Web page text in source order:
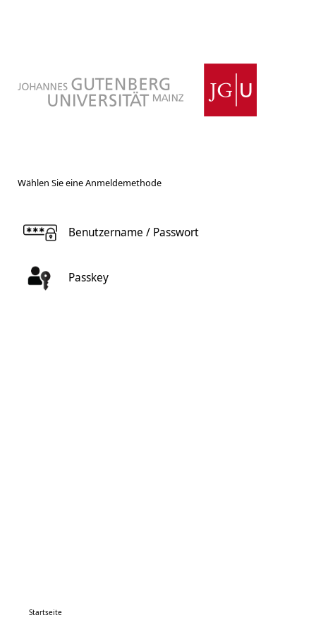
Wählen Sie eine Anmeldemethode
Benutzername / Passwort
Passkey
Startseite